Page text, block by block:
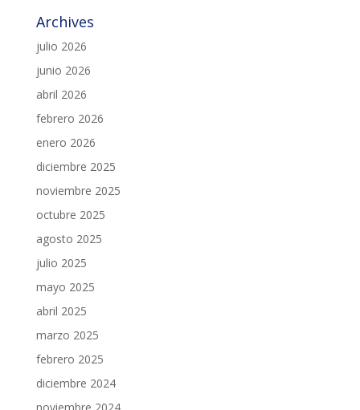
Archives
julio 2026
junio 2026
abril 2026
febrero 2026
enero 2026
diciembre 2025
noviembre 2025
octubre 2025
agosto 2025
julio 2025
mayo 2025
abril 2025
marzo 2025
febrero 2025
diciembre 2024